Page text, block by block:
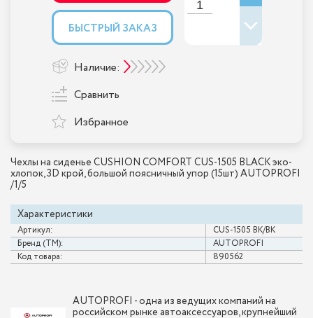
Чехлы на сиденье CUSHION COMFORT CUS-1505 BLACK эко-
хлопок, 3D крой, большой поясничный упор (15шт) AUTOPROFI
/1/5
Характеристики
Артикул:
CUS-1505 BK/BK
Бренд (ТМ):
AUTOPROFI
Код товара:
890562
БЫСТРЫЙ ЗАКАЗ
Наличие:
Сравнить
Избранное
AUTOPROFI - одна из ведущих компаний на
российском рынке автоаксессуаров, крупнейший